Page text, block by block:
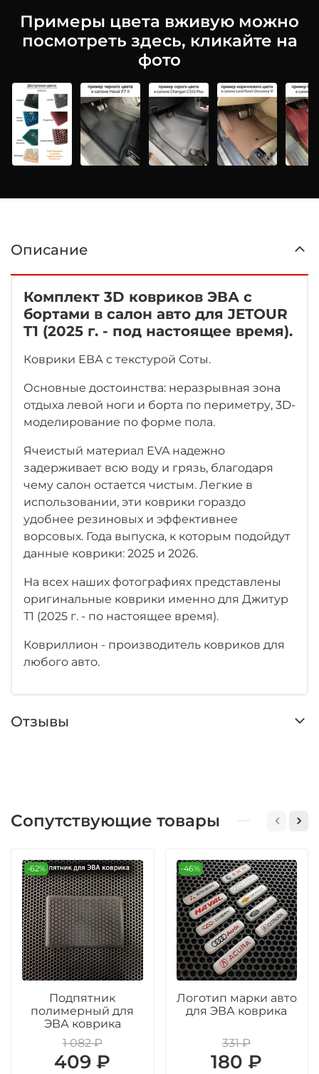
Примеры цвета вживую можно
посмотреть здесь, кликайте на
фото
Описание
Комплект 3D ковриков ЭВА с
бортами в салон авто для JETOUR
T1 (2025 г. - под настоящее время).
Коврики ЕВА с текстурой Соты.
Основные достоинства: неразрывная зона
отдыха левой ноги и борта по периметру, 3D-
моделирование по форме пола.
Ячеистый материал EVA надежно
задерживает всю воду и грязь, благодаря
чему салон остается чистым. Легкие в
использовании, эти коврики гораздо
удобнее резиновых и эффективнее
ворсовых. Года выпуска, к которым подойдут
данные коврики: 2025 и 2026.
На всех наших фотографиях представлены
оригинальные коврики именно для Джитур
Т1 (2025 г. - по настоящее время).
Ковриллион - производитель ковриков для
любого авто.
Отзывы
Сопутствующие товары
-62%
Подпятник
полимерный для
ЭВА коврика
1 082 ₽
409 ₽
-46%
Логотип марки авто
для ЭВА коврика
331 ₽
180 ₽